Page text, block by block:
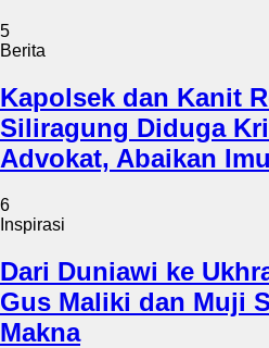
5
Berita
Kapolsek dan Kanit
Siliragung Diduga
Advokat, Abaikan
6
Inspirasi
Dari Duniawi ke
Gus Maliki dan Muji
Makna